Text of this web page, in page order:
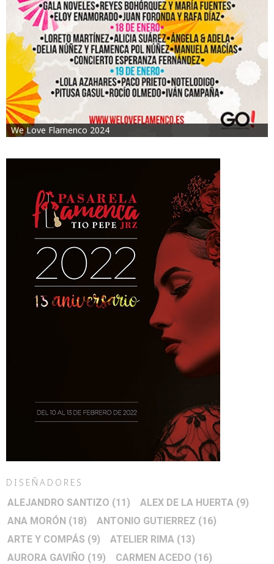
We Love Flamenco 2024
DISEÑADORES
ALEJANDRO SANTIZO (11) ALEX DE LA HUERTA (9)
ANA MORÓN (18) ANTONIO GUTIERREZ (16)
ARTE Y COMPÁS (9) ATELIER RIMA (13)
AURORA GAVIÑO (19) CARMEN ACEDO (16)